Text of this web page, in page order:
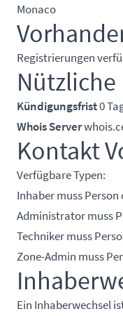
Monaco
Registrierungen
Kündigungsfrist0
Whois Server
Kontakt
Verfügbare Typen:
Inhaber muss
Administrator muss
Techniker muss
Zone-Admin muss
Ein Inhaberwechsel